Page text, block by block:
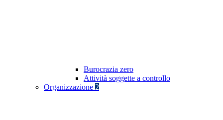
Burocrazia zero
Attività soggette a controllo
Organizzazione 2